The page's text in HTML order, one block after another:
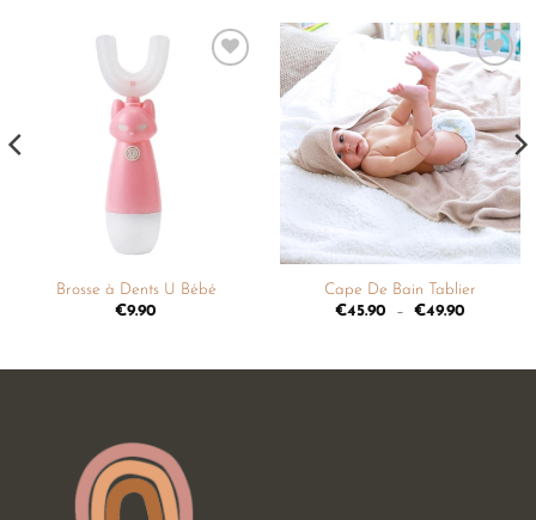
Brosse à Dents U Bébé
€9.90
Ajouter
à la
liste de
souhaits
Cape De Bain Tablier
€45.90 – €49.90